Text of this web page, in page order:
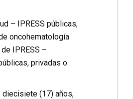
– IPRESS públicas,
oncohematología
IPRESS –
privadas o
(17) años,